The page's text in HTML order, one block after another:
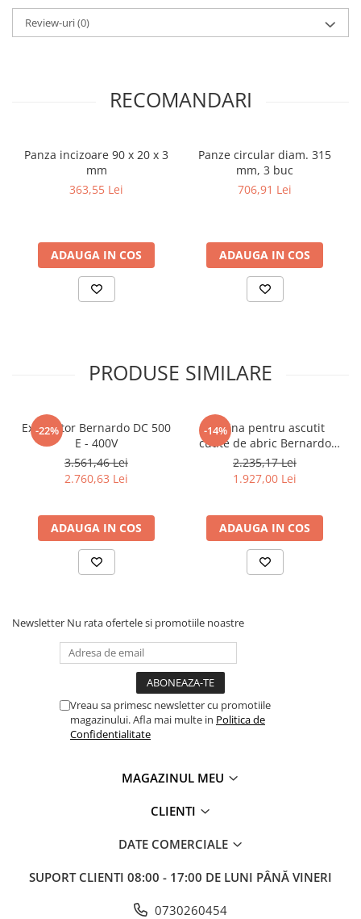
Review-uri(0)
RECOMANDARI
Panza incizoare 90 x 20 x 3
mm
363,55 Lei
ADAUGA IN COS
Panze circular diam. 315
mm, 3 buc
706,91 Lei
ADAUGA IN COS
PRODUSE SIMILARE
-22%
Exhaustor Bernardo DC 500
E - 400V
3.561,46 Lei
2.760,63 Lei
ADAUGA IN COS
-14%
Masina pentru ascutit
cutite de abric Bernardo
HMS 600
2.235,17 Lei
1.927,00 Lei
ADAUGA IN COS
Newsletter Nu rata ofertele si promotiile noastre
Vreau sa primesc newsletter cu promotiile
magazinului. Afla mai multe in Politica de
Confidentialitate
MAGAZINUL MEU
CLIENTI
DATE COMERCIALE
SUPORT CLIENTI 08:00 - 17:00 DE LUNI PÂNĂ VINERI
0730260454